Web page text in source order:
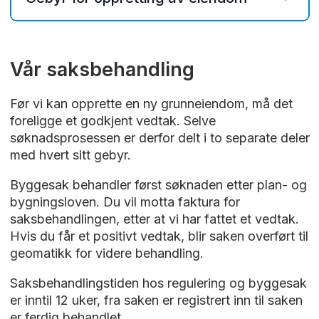
Gebyrer etter plan- og
bygningsloven
For alle delingssaker skal det betales
grunngebyr. For saksbehandling utover
delingssøknaden som for eksempel
endring så skal det betales gebyrer etter
bestemmelsene i kapittel 3 i forskriften. Ved
avslag ilegges grunngebyr og gebyr for de
deler av søknaden som er tatt til behandling.
Gebyrets størrelse er det samme for tillatelser
som for avslag.
Det skal ikke beregnes gebyr for behandling
Vår saksbehandling
Før vi kan opprette en ny grunneiendom, må det
foreligge et godkjent vedtak. Selve
søknadsprosessen er derfor delt i to separate deler
med hvert sitt gebyr.
Byggesak behandler først søknaden etter plan- og
bygningsloven. Du vil motta faktura for
saksbehandlingen, etter at vi har fattet et vedtak.
Hvis du får et positivt vedtak, blir saken overført til
geomatikk for videre behandling.
Saksbehandlingstiden hos regulering og byggesak
er inntil 12 uker, fra saken er registrert inn til saken